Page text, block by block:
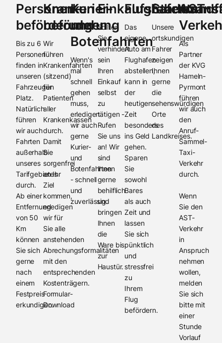
Personen­
beförderungen
Bis zu 6
Personen
finden in
unseren
Fahrzeugen
Platz.
Natürlich
führen
wir auch
Fahrten
außerhalb
unseres
Tarifgebietes
durch.
Ab einer
Entfernung
von 50
Km
können
Sie sich
gerne
nach
einem
Festpreis
erkundigen.
Kranken­
beförderung
Wir
führen
Krankenfahrten
(sitzend)
für
Patienten
aller
Krankenkassen
durch.
Damit
Sie
sorgenfrei
an Ihr
Ziel
kommen,
erledigen
wir für
Sie alle
anstehenden
Abrechungsformalitäten
mit den
entsprechenden
Kostenträgern.
Formular-
Download
Kurier-
und
Botenfahrten
Wenn's
mal
schnell
gehen
muss,
erledigen
wir auch
gerne
Kurier-
und
Botenfahrten
- schnell
und
zuverlässig.
Einkaufsfahrten
Sollten
Sie
verhindert
sein
Ihren
Einkauf
selbst
zu
tätigen -
Rufen
Sie uns
an! Wir
sind
Ihnen
gerne
behilflich
und
bringen
Ihnen
die
Ware bis
zur
Haustür.
Das
eigene
Auto am
Flughafen
abstellen,
kann in
der
heutigen
Zeit
besonders
ins Geld
gehen.
Sparen
Sie
sowohl
Bares
als auch
Zeit und
lassen
Sie sich
pünktlich
und
stressfrei
zu
Ihrem
Flug
befördern.
Unsere
ortskundigen
Fahrer
zeigen
Ihnen
gerne
die
sehenswürdigen
Orte
des
Landkreises.
AST-
Als
Partner
der KVG
Hameln-
Pyrmont
führen
wir auch
den
Anruf-
Sammel-
Taxi-
Verkehr
durch.
Wenn
Sie den
AST-
Verkehr
in
Anspruch
nehmen
wollen,
melden
Sie sich
bitte mit
einer
Stunde
Vorlauf